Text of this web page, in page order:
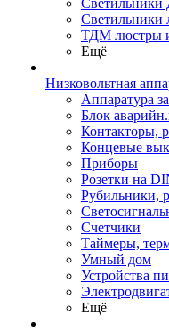
Светильники
ТДМ люстры
Ещё
Низковольтная
Аппаратура
Блок
Контакторы,
Концевые
Приборы
Розетки на
Рубильники,
Счетчики
Таймеры,
Умный дом
Устройства
Ещё